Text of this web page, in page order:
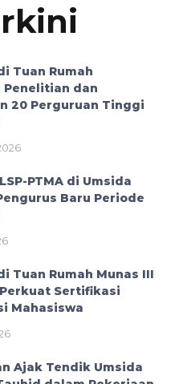
Tuan Rumah
Penelitian dan
20 Perguruan Tinggi
PTMA di Umsida
Baru Periode
Tuan Rumah Munas III
Perkuat Sertifikasi
Mahasiswa
Ajak Tendik Umsida